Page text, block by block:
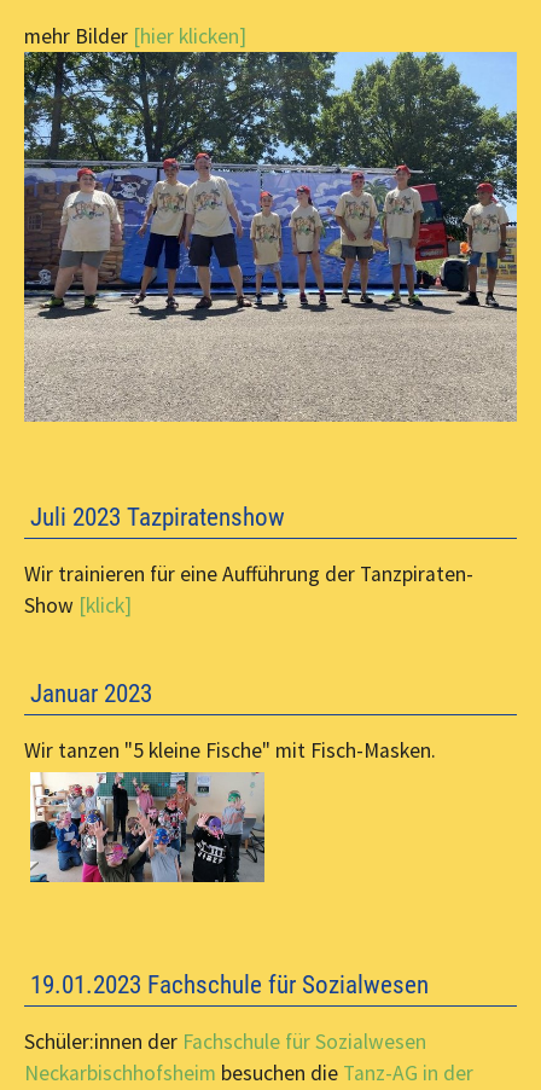
mehr Bilder [hier klicken]
Juli 2023 Tazpiratenshow
Wir trainieren für eine Aufführung der Tanzpiraten-
Show [klick]
Januar 2023
Wir tanzen "5 kleine Fische" mit Fisch-Masken.
19.01.2023 Fachschule für Sozialwesen
Schüler:innen der Fachschule für Sozialwesen
Neckarbischhofsheim besuchen die Tanz-AG in der